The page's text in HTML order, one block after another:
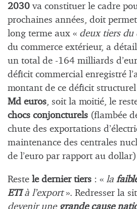
2030 va constituer le cadre
prochaines années, doit
long terme aux « deux tiers
du commerce extérieur, a
un total de -164 milliards
déficit commercial enregistré
montant de ce déficit
Md euros, soit la moitié, le
chocs conjoncturels (flambée
chute des exportations
maintenance des centrales
de l’euro par rapport au
Reste le dernier tiers : « la
ETIà l’export». Redresser la
devenir une grande cause